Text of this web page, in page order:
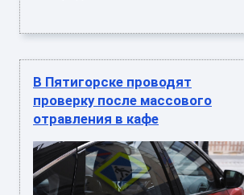
В Пятигорске проводят
проверку после массового
отравления в кафе